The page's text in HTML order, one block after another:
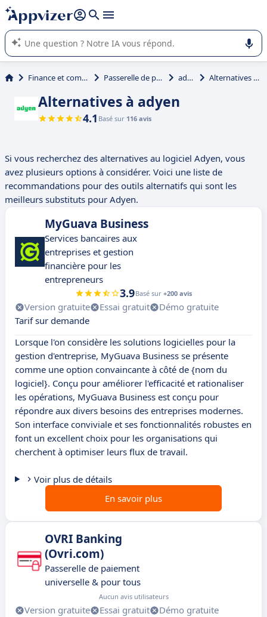
répondre (plusieurs lignes avec
L'IA de Appvizer vous guide dans l'utilisation ou la sélection de
logiciel SaaS en entreprise.
Finance et comptabilité Passerelle de paiement adyen Alternatives à adyen
Alternatives à adyen
4.1 Basé sur 116 avis
Si vous recherchez des alternatives au logiciel Adyen, vous
avez plusieurs options à considérer. Voici une liste de
recommandations pour des outils alternatifs qui sont les
meilleurs substituts pour Adyen.
MyGuava Business
Services bancaires aux
entreprises et gestion
financière pour les
entrepreneurs
3.9Basé sur +200 avis
Version gratuite Essai gratuit
Démo gratuite
Tarif sur demande
Lorsque l'on considère les solutions logicielles pour la
gestion d'entreprise, MyGuava Business se présente
comme une option convaincante à côté de {nom du
logiciel}. Conçu pour améliorer l'efficacité et rationaliser
les opérations, MyGuava Business est conçu pour
répondre aux divers besoins des entreprises modernes.
Son interface conviviale et ses fonctionnalités robustes en
font un excellent choix pour les organisations qui
cherchent à optimiser leurs flux de travail.
Voir plus de détails
En savoir plus
OVRI Banking
(Ovri.com)
Passerelle de paiement
universelle & pour tous
Aucun avis utilisateurs
Version gratuite Essai gratuit
Démo gratuite